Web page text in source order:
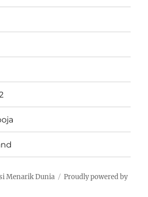
Menarik Dunia
Proudly powered by